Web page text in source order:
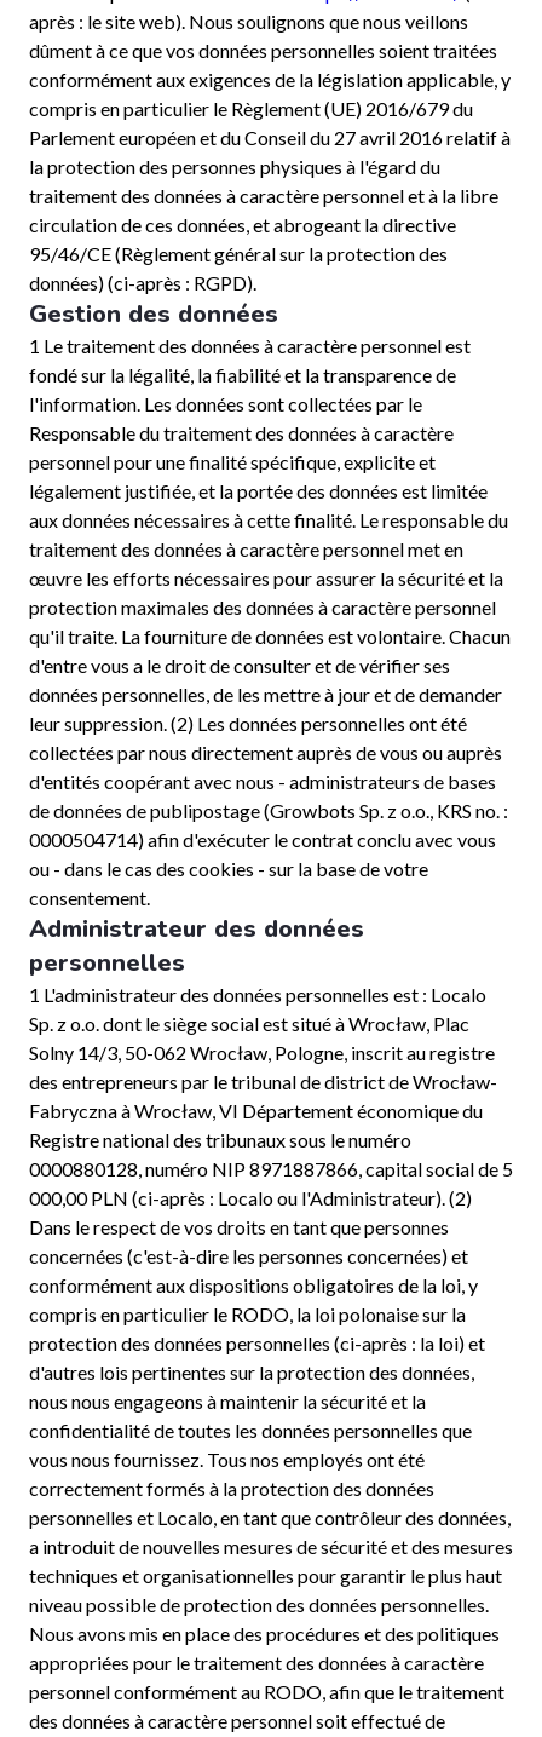
après : le site web). Nous soulignons que nous veillons
dûment à ce que vos données personnelles soient traitées
conformément aux exigences de la législation applicable, y
compris en particulier le Règlement (UE) 2016/679 du
Parlement européen et du Conseil du 27 avril 2016 relatif à
la protection des personnes physiques à l'égard du
traitement des données à caractère personnel et à la libre
circulation de ces données, et abrogeant la directive
95/46/CE (Règlement général sur la protection des
données) (ci-après : RGPD).
Gestion des données
1 Le traitement des données à caractère personnel est
fondé sur la légalité, la fiabilité et la transparence de
l'information. Les données sont collectées par le
Responsable du traitement des données à caractère
personnel pour une finalité spécifique, explicite et
légalement justifiée, et la portée des données est limitée
aux données nécessaires à cette finalité. Le responsable du
traitement des données à caractère personnel met en
œuvre les efforts nécessaires pour assurer la sécurité et la
protection maximales des données à caractère personnel
qu'il traite. La fourniture de données est volontaire. Chacun
d'entre vous a le droit de consulter et de vérifier ses
données personnelles, de les mettre à jour et de demander
leur suppression. (2) Les données personnelles ont été
collectées par nous directement auprès de vous ou auprès
d'entités coopérant avec nous - administrateurs de bases
de données de publipostage (Growbots Sp. z o.o., KRS no. :
0000504714) afin d'exécuter le contrat conclu avec vous
ou - dans le cas des cookies - sur la base de votre
consentement.
Administrateur des données
personnelles
1 L'administrateur des données personnelles est : Localo
Sp. z o.o. dont le siège social est situé à Wrocław, Plac
Solny 14/3, 50-062 Wrocław, Pologne, inscrit au registre
des entrepreneurs par le tribunal de district de Wrocław-
Fabryczna à Wrocław, VI Département économique du
Registre national des tribunaux sous le numéro
0000880128, numéro NIP 8971887866, capital social de 5
000,00 PLN (ci-après : Localo ou l'Administrateur). (2)
Dans le respect de vos droits en tant que personnes
concernées (c'est-à-dire les personnes concernées) et
conformément aux dispositions obligatoires de la loi, y
compris en particulier le RODO, la loi polonaise sur la
protection des données personnelles (ci-après : la loi) et
d'autres lois pertinentes sur la protection des données,
nous nous engageons à maintenir la sécurité et la
confidentialité de toutes les données personnelles que
vous nous fournissez. Tous nos employés ont été
correctement formés à la protection des données
personnelles et Localo, en tant que contrôleur des données,
a introduit de nouvelles mesures de sécurité et des mesures
techniques et organisationnelles pour garantir le plus haut
niveau possible de protection des données personnelles.
Nous avons mis en place des procédures et des politiques
appropriées pour le traitement des données à caractère
personnel conformément au RODO, afin que le traitement
des données à caractère personnel soit effectué de